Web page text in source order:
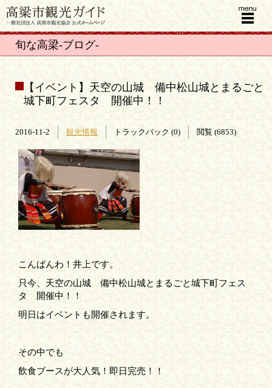
menu
旬な高梁-ブログ-
【イベント】天空の山城 備中松山城とまるごと
城下町フェスタ 開催中！！
2016-11-2 観光情報 トラックバック (0) 閲覧 (6853)
こんばんわ！井上です。
只今、天空の山城 備中松山城とまるごと城下町フェス
タ 開催中！！
明日はイベントも開催されます。
その中でも
飲食ブースが大人気！即日完売！！